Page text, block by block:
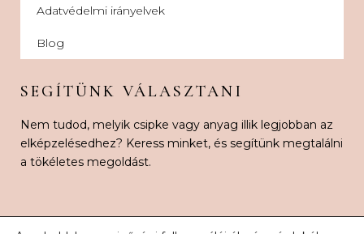
Adatvédelmi irányelvek
Blog
SEGÍTÜNK VÁLASZTANI
Nem tudod, melyik csipke vagy anyag illik legjobban az
elképzelésedhez? Keress minket, és segítünk megtalálni
a tökéletes megoldást.